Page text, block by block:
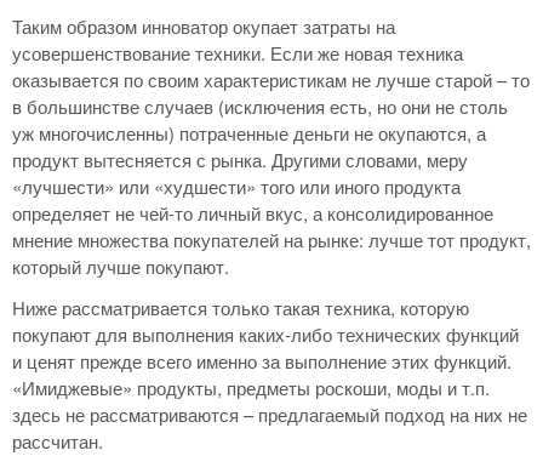
Таким образом инноватор окупает затраты на
усовершенствование техники. Если же новая техника
оказывается по своим характеристикам не лучше старой – то
в большинстве случаев (исключения есть, но они не столь
уж многочисленны) потраченные деньги не окупаются, а
продукт вытесняется с рынка. Другими словами, меру
«лучшести» или «худшести» того или иного продукта
определяет не чей-то личный вкус, а консолидированное
мнение множества покупателей на рынке: лучше тот продукт,
который лучше покупают.
Ниже рассматривается только такая техника, которую
покупают для выполнения каких-либо технических функций
и ценят прежде всего именно за выполнение этих функций.
«Имиджевые» продукты, предметы роскоши, моды и т.п.
здесь не рассматриваются – предлагаемый подход на них не
рассчитан.